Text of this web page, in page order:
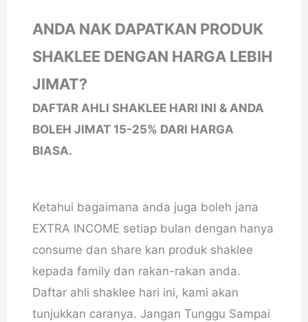
ANDA NAK DAPATKAN PRODUK
SHAKLEE DENGAN HARGA LEBIH
JIMAT?
DAFTAR AHLI SHAKLEE HARI INI & ANDA
BOLEH JIMAT 15-25% DARI HARGA
BIASA.
Ketahui bagaimana anda juga boleh jana
EXTRA INCOME setiap bulan dengan hanya
consume dan share kan produk shaklee
kepada family dan rakan-rakan anda.
Daftar ahli shaklee hari ini, kami akan
tunjukkan caranya. Jangan Tunggu Sampai